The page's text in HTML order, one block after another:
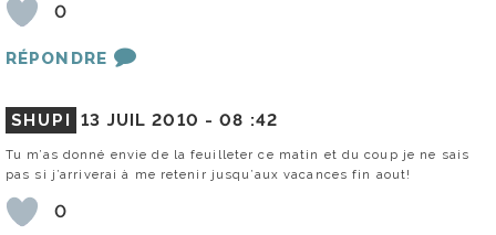
0
RÉPONDRE
SHUPI 13 JUIL 2010 -08 :42
Tu m’as donné envie de la feuilleter ce matin et du coup je ne sais
pas si j’arriverai à me retenir jusqu’aux vacances fin aout!
0